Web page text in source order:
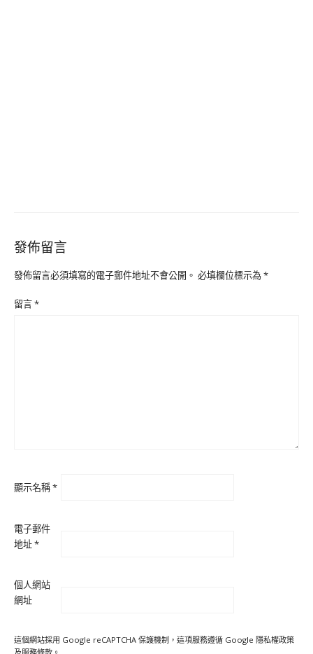
發佈留言
發佈留言必須填寫的電子郵件地址不會公開。 必填欄位標示為*
留言*
顯示名稱*
電子郵件
地址*
個人網站
網址
這個網站採用 Google reCAPTCHA 保護機制，這項服務遵循 Google 隱私權政策